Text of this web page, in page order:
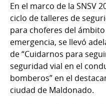
En el marco de la SNSV
ciclo de talleres de
para choferes del
emergencia, se llevó
de “Cuidarnos para
seguridad vial en el
bomberos” en el
ciudad de Maldonado.